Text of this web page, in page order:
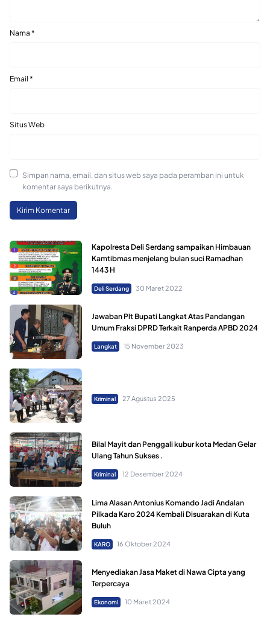
Nama *
Email *
Situs Web
Simpan nama, email, dan situs web saya pada peramban ini untuk
komentar saya berikutnya.
Kapolresta Deli Serdang sampaikan Himbauan
Kamtibmas menjelang bulan suci Ramadhan
1443 H
Deli Serdang 30 Maret 2022
Jawaban Plt Bupati Langkat Atas Pandangan
Umum Fraksi DPRD Terkait Ranperda APBD 2024
Langkat 15 November 2023
Kriminal 27 Agustus 2025
Bilal Mayit dan Penggali kubur kota Medan Gelar
Ulang Tahun Sukses .
Kriminal 12 Desember 2024
Lima Alasan Antonius Komando Jadi Andalan
Pilkada Karo 2024 Kembali Disuarakan di Kuta
Buluh
KARO 16 Oktober 2024
Menyediakan Jasa Maket di Nawa Cipta yang
Terpercaya
Ekonomi 10 Maret 2024